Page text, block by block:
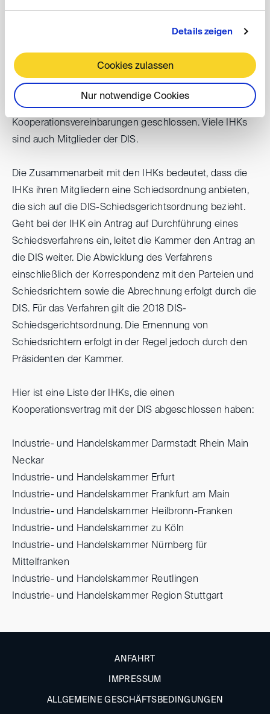
Details zeigen
Cookies zulassen
Nur notwendige Cookies
Industrie - und Handelskammern
Die Deutschen Industrie- und Handelskammern (IHKs)
vertreten die Interessen der deutschen Wirtschaft. In
Deutschland gibt es derzeit 79 Industrie- und
Handelskammern, und die DIS hat mit einigen IHKs
Kooperationsvereinbarungen geschlossen. Viele IHKs
sind auch Mitglieder der DIS.
Die Zusammenarbeit mit den IHKs bedeutet, dass die
IHKs ihren Mitgliedern eine Schiedsordnung anbieten,
die sich auf die DIS-Schiedsgerichtsordnung bezieht.
Geht bei der IHK ein Antrag auf Durchführung eines
Schiedsverfahrens ein, leitet die Kammer den Antrag an
die DIS weiter. Die Abwicklung des Verfahrens
einschließlich der Korrespondenz mit den Parteien und
Schiedsrichtern sowie die Abrechnung erfolgt durch die
DIS. Für das Verfahren gilt die 2018 DIS-
Schiedsgerichtsordnung. Die Ernennung von
Schiedsrichtern erfolgt in der Regel jedoch durch den
Präsidenten der Kammer.
Hier ist eine Liste der IHKs, die einen
Kooperationsvertrag mit der DIS abgeschlossen haben:
Industrie- und Handelskammer Darmstadt Rhein Main
Neckar
Industrie- und Handelskammer Erfurt
Industrie- und Handelskammer Frankfurt am Main
Industrie- und Handelskammer Heilbronn-Franken
Industrie- und Handelskammer zu Köln
Industrie- und Handelskammer Nürnberg für
Mittelfranken
Industrie- und Handelskammer Reutlingen
Industrie- und Handelskammer Region Stuttgart
ANFAHRT
IMPRESSUM
ALLGEMEINE GESCHÄFTSBEDINGUNGEN